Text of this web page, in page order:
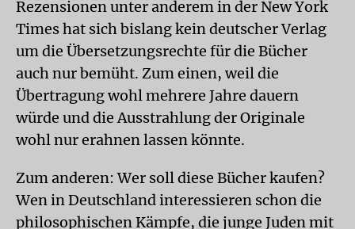
Rezensionen unter anderem in der New York
Times hat sich bislang kein deutscher Verlag
um die Übersetzungsrechte für die Bücher
auch nur bemüht. Zum einen, weil die
Übertragung wohl mehrere Jahre dauern
würde und die Ausstrahlung der Originale
wohl nur erahnen lassen könnte.
Zum anderen: Wer soll diese Bücher kaufen?
Wen in Deutschland interessieren schon die
philosophischen Kämpfe, die junge Juden mit